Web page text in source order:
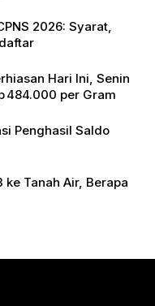
2026: Syarat,
Hari Ini, Senin
484.000 per Gram
Penghasil Saldo
ke Tanah Air, Berapa